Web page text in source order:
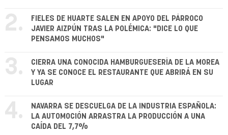
2.
FIELES DE HUARTE SALEN EN APOYO DEL PÁRROCO
JAVIER AIZPÚN TRAS LA POLÉMICA: "DICE LO QUE
PENSAMOS MUCHOS"
3.
CIERRA UNA CONOCIDA HAMBURGUESERÍA DE LA MOREA
Y YA SE CONOCE EL RESTAURANTE QUE ABRIRÁ EN SU
LUGAR
4.
NAVARRA SE DESCUELGA DE LA INDUSTRIA ESPAÑOLA:
LA AUTOMOCIÓN ARRASTRA LA PRODUCCIÓN A UNA
CAÍDA DEL 7,7%